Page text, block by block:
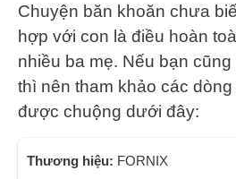
Chuyện băn khoăn chưa
hợp với con là điều hoàn
nhiều ba mẹ. Nếu bạn
thì nên tham khảo các
được chuộng dưới đây:
Thương hiệu: FORNIX